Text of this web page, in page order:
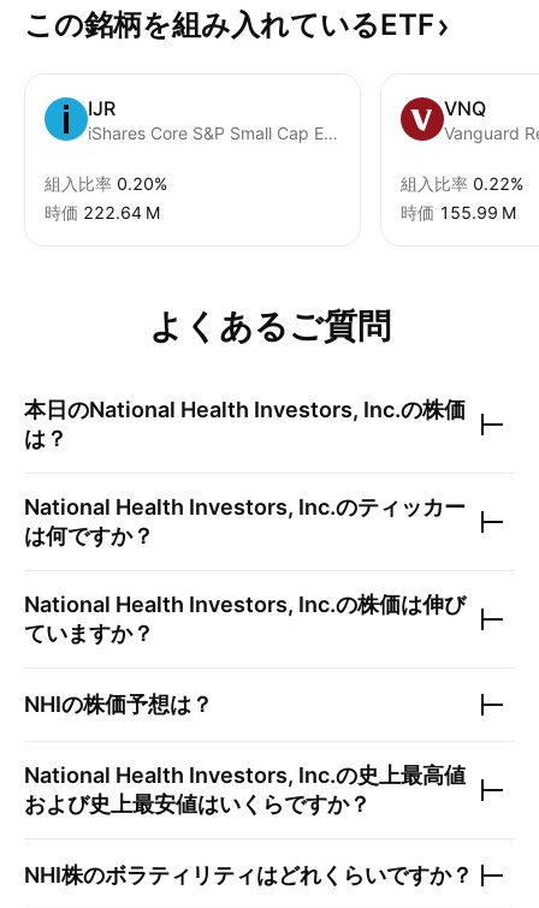
この銘柄を組み入れているETF
IJR
iShares Core S&P Small Cap ETF
組入比率 0.20%
時価 ‪222.64 M‬
VNQ
Vanguard
組入比率 0.22%
時価 ‪155.99 M‬
よくあるご質問
本日のNational Health Investors, Inc.の株価
は？
National Health Investors, Inc.のティッカー
は何ですか？
National Health Investors, Inc.の株価は伸び
ていますか？
NHIの株価予想は？
National Health Investors, Inc.の史上最高値
および史上最安値はいくらですか？
NHI株のボラティリティはどれくらいですか？